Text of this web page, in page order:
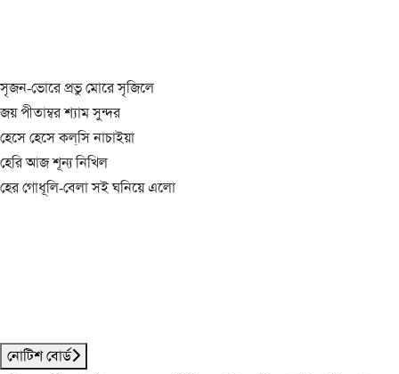
সৃজন-ভোরে প্রভু মোরে সৃজিলে
জয় পীতাম্বর শ্যাম সুন্দর
হেসে হেসে কল্‌সি নাচাইয়া
হেরি আজ শূন্য নিখিল
হের গোধূলি-বেলা সই ঘনিয়ে এলো
নোটিশ বোর্ড